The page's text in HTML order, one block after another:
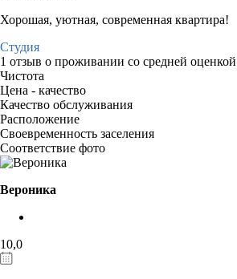
Хорошая, уютная, современная квартира!
Студия
1 отзыв о проживании со средней оценкой
Чистота
Цена - качество
Качество обслуживания
Расположение
Своевременность заселения
Соответствие фото
Вероника
10,0